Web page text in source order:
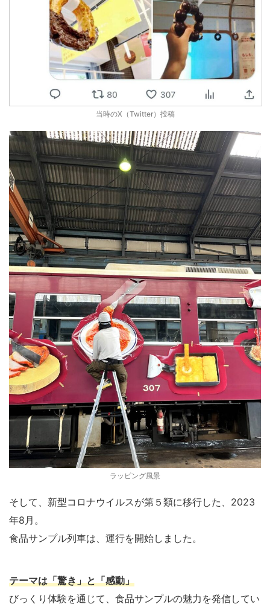
当時のX（Twitter）投稿
ラッピング風景
そして、新型コロナウイルスが第５類に移行した、2023
年8月。
食品サンプル列車は、運行を開始しました。
テーマは「驚き」と「感動」
びっくり体験を通じて、食品サンプルの魅力を発信してい